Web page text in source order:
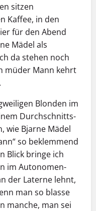
sitzen
Kaffee, in den
für den Abend
Mädel als
da stehen noch
müder Mann kehrt
Blonden im
Durchschnitts­
wie Bjarne Mädel
so beklemmend
Blick bringe ich
im Autonomen-
der Laterne lehnt,
man so blasse
manche, man sei